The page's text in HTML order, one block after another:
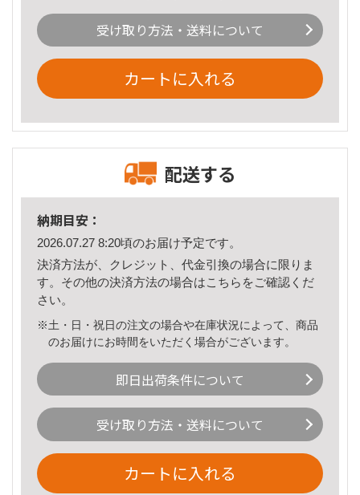
受け取り方法・送料について
カートに入れる
配送する
納期目安：
2026.07.27 8:20頃のお届け予定です。
決済方法が、クレジット、代金引換の場合に限りま
す。その他の決済方法の場合はこちら をご確認くだ
さい。
※土・日・祝日の注文の場合や在庫状況によって、商品
のお届けにお時間をいただく場合がございます。
即日出荷条件について
受け取り方法・送料について
カートに入れる